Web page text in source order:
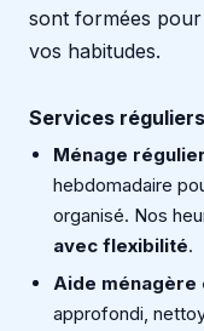
sont formées
vos habitudes.
Services
Ménage régulier
hebdomadaire
organisé. Nos
avec flexibilité.
Aide ménagère
approfondi,